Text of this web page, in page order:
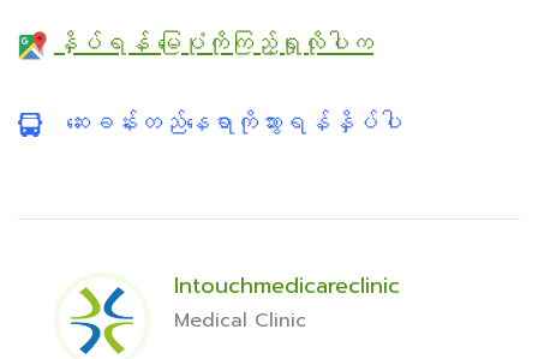
နှိပ်ရန် မြေပုံကိုကြည့်ရှုလိုပါက
ဆေးခန်းတည်နေရာကိုသွားရန်နှိပ်ပါ
Intouchmedicareclinic
Medical Clinic